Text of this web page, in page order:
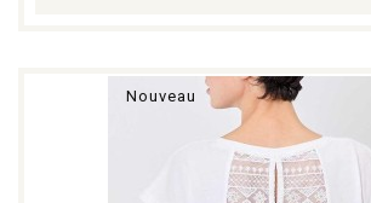
Nouveau